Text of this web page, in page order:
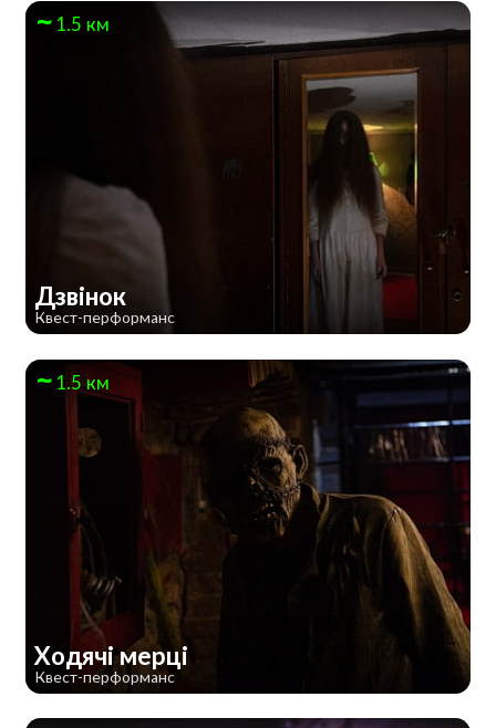
1.5 км
Дзвінок
Квест-перформанс
1.5 км
Ходячі мерці
Квест-перформанс